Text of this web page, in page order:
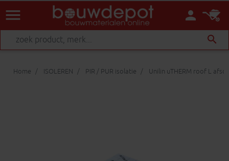
person
menu
search
Home ISOLEREN PIR / PUR isolatie Unilin uTHERM roof L